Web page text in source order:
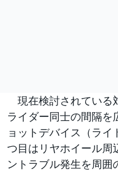
現在検討されている
ライダー同士の間隔を
ョットデバイス（ラ
つ目はリヤホイール周
ントラブル発生を周囲